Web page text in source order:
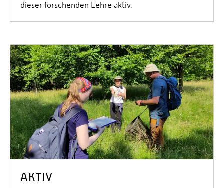
dieser forschenden Lehre aktiv.
AKTIV